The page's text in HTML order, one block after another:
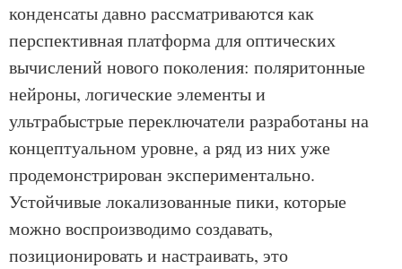
конденсаты давно рассматриваются как
перспективная платформа для оптических
вычислений нового поколения: поляритонные
нейроны, логические элементы и
ультрабыстрые переключатели разработаны на
концептуальном уровне, а ряд из них уже
продемонстрирован экспериментально.
Устойчивые локализованные пики, которые
можно воспроизводимо создавать,
позиционировать и настраивать, это